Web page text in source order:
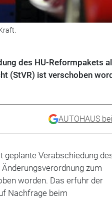
des HU-Reformpakets
(StVR) ist verschoben
AUTOHAUS
geplante Verabschiedung
zum
worden. Das erfuhr der
Nachfrage beim